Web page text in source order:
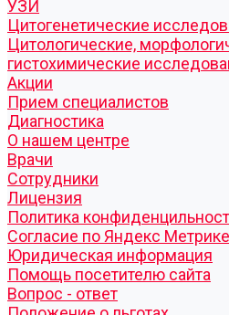
УЗИ
Цитогенетические
Цитологические,
гистохимические
Акции
Прием специалистов
Диагностика
О нашем центре
Врачи
Сотрудники
Лицензия
Политика
Согласие по Яндекс Метрике
Юридическая информация
Помощь посетителю сайта
Вопрос - ответ